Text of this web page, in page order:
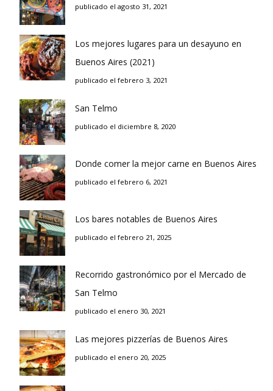
publicado el agosto 31, 2021
Los mejores lugares para un desayuno en
Buenos Aires (2021)
publicado el febrero 3, 2021
San Telmo
publicado el diciembre 8, 2020
Donde comer la mejor carne en Buenos Aires
publicado el febrero 6, 2021
Los bares notables de Buenos Aires
publicado el febrero 21, 2025
Recorrido gastronómico por el Mercado de
San Telmo
publicado el enero 30, 2021
Las mejores pizzerías de Buenos Aires
publicado el enero 20, 2025